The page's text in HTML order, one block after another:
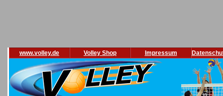
www.volley.de Volley Shop Impressum